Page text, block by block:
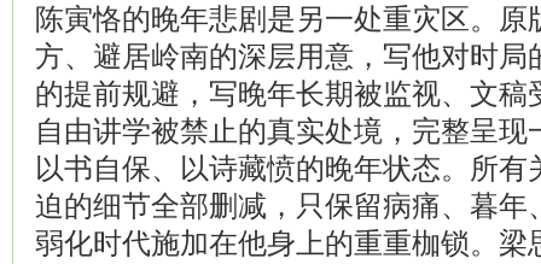
陈寅恪的晚年悲剧是另一处重灾区。
方、避居岭南的深层用意，写他对时局
的提前规避，写晚年长期被监视、文
自由讲学被禁止的真实处境，完整呈
以书自保、以诗藏愤的晚年状态。所
迫的细节全部删减，只保留病痛、暮年
弱化时代施加在他身上的重重枷锁。梁